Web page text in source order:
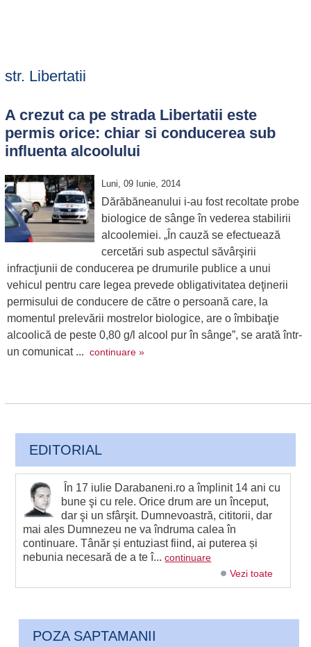
str. Libertatii
A crezut ca pe strada Libertatii este
permis orice: chiar si conducerea sub
influenta alcoolului
Luni, 09 Iunie, 2014
Dărăbăneanului i-au fost recoltate probe
biologice de sânge în vederea stabilirii
alcoolemiei. „În cauză se efectuează
cercetări sub aspectul săvârşirii
infracţiunii de conducerea pe drumurile publice a unui
vehicul pentru care legea prevede obligativitatea deţinerii
permisului de conducere de către o persoană care, la
momentul prelevării mostrelor biologice, are o îmbibaţie
alcoolică de peste 0,80 g/l alcool pur în sânge”, se arată într-
un comunicat ... continuare »
EDITORIAL
În 17 iulie Darabaneni.ro a împlinit 14 ani cu
bune şi cu rele. Orice drum are un început,
dar şi un sfârşit. Dumnevoastră, cititorii, dar
mai ales Dumnezeu ne va îndruma calea în
continuare. Tânăr și entuziast fiind, ai puterea și
nebunia necesară de a te î...continuare
Vezi toate
POZA SAPTAMANII